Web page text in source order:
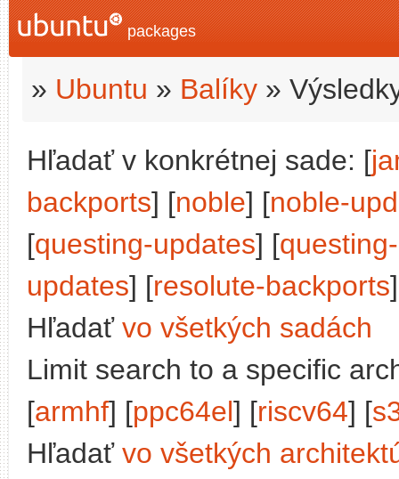
packages
» Ubuntu » Balíky »
Hľadať v konkrétnej sade: [
backports] [noble] [noble-
[questing-updates] [
updates] [resolute-backports
Hľadať vo všetkých sadách
Limit search to a specific
[armhf] [ppc64el] [riscv64] [
Hľadať vo všetkých